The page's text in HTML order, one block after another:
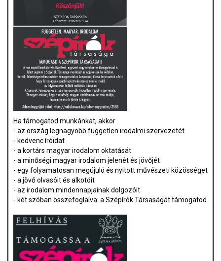
Ha támogatod munkánkat, akkor
- az ország legnagyobb független irodalmi szervezetét
- kedvenc íróidat
- a kortárs magyar irodalom oktatását
- a minőségi magyar irodalom jelenét és jövőjét
- egy folyamatosan megújuló és nyitott művészeti közösséget
- a jövő olvasóit és alkotóit
- az irodalom mindennapjainak dolgozóit
- két szóban összefoglalva: a Szépírók Társaságát támogatod